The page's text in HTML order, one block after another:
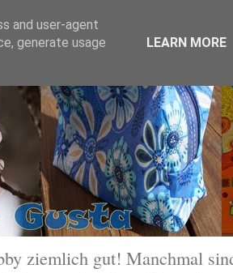
ziemlich gut! Manchmal
and user-agent
generate usage
LEARN MORE